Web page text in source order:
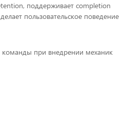
поддерживает completion
пользовательское поведение
при внедрении механик